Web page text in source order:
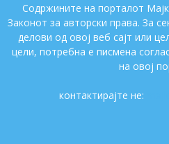
Содржините на порталот
Законот за авторски права. За
делови од овој веб сајт или
цели, потребна е писмена
на овој
контактирајте не: